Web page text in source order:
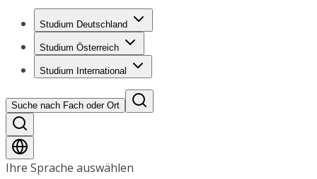
Studium Deutschland
Studium Österreich
Studium International
Suche nach Fach oder Ort
Ihre Sprache auswählen